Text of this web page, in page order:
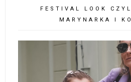
FESTIVAL LOOK
MARYNARKA I